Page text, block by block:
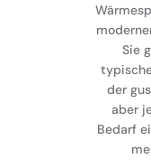
Sie
der
aber
Bedarf